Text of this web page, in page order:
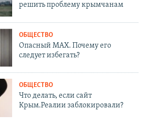
решить проблему крымчанам
ОБЩЕСТВО
Опасный MAX. Почему его
следует избегать?
ОБЩЕСТВО
Что делать, если сайт
Крым.Реалии заблокировали?